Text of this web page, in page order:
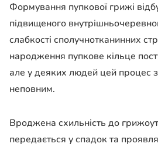
Формування пупкової грижі
підвищеного
слабкості сполучнотканинних
народження пупкове кільце
але у деяких людей цей процес
неповним.
Вроджена схильність до
передається у спадок та